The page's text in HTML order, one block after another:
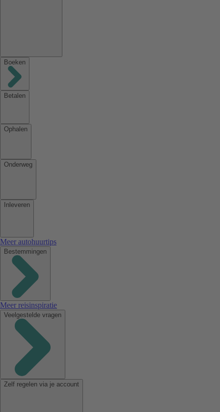
Boeken
Betalen
Ophalen
Onderweg
Inleveren
Meer autohuurtips
Bestemmingen
Meer reisinspiratie
Veelgestelde vragen
Zelf regelen via je account